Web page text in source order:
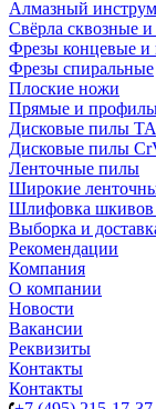
Алмазный
Свёрла сквозные и
Фрезы концевые и
Фрезы спиральные
Плоские ножи
Прямые и
Дисковые пилы TA
Дисковые пилы
Ленточные пилы
Широкие
Шлифовка шкивов
Выборка и
Рекомендации
Компания
О компании
Новости
Вакансии
Реквизиты
Контакты
Контакты